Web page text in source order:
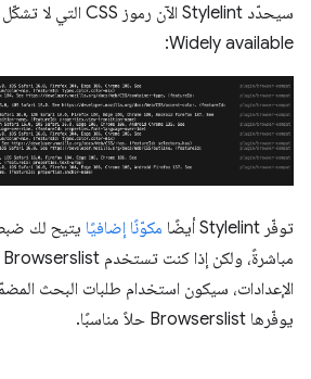
Widely available:
توفّر Stylelint أيضًا مكوّنًا إضافيًا
يوفّرها Browserslist حلاً مناسبًا.